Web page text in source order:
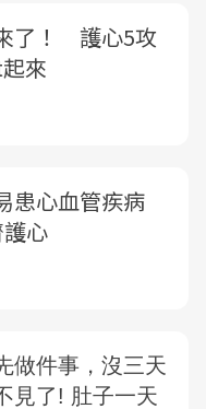
了！ 護心5攻
來
患心血管疾病
心